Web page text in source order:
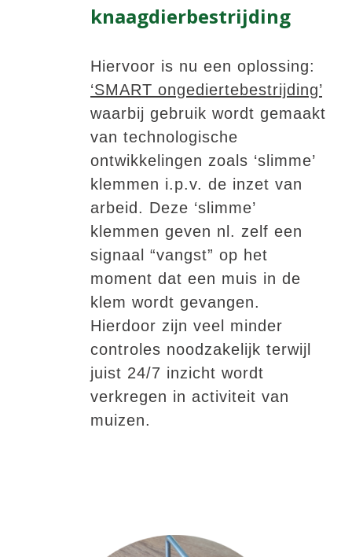
knaagdierbestrijding
Hiervoor is nu een oplossing:
‘SMART ongediertebestrijding’
waarbij gebruik wordt gemaakt
van technologische
ontwikkelingen zoals ‘slimme’
klemmen i.p.v. de inzet van
arbeid. Deze ‘slimme’
klemmen geven nl. zelf een
signaal “vangst” op het
moment dat een muis in de
klem wordt gevangen.
Hierdoor zijn veel minder
controles noodzakelijk terwijl
juist 24/7 inzicht wordt
verkregen in activiteit van
muizen.